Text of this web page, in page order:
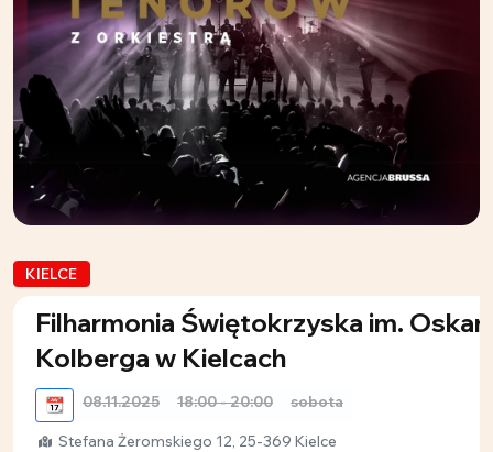
KIELCE
Filharmonia Świętokrzyska im.
Kolberga w Kielcach
📆 08.11.2025 18:00 - 20:00 sobota
Stefana Żeromskiego 12, 25-369 Kielce